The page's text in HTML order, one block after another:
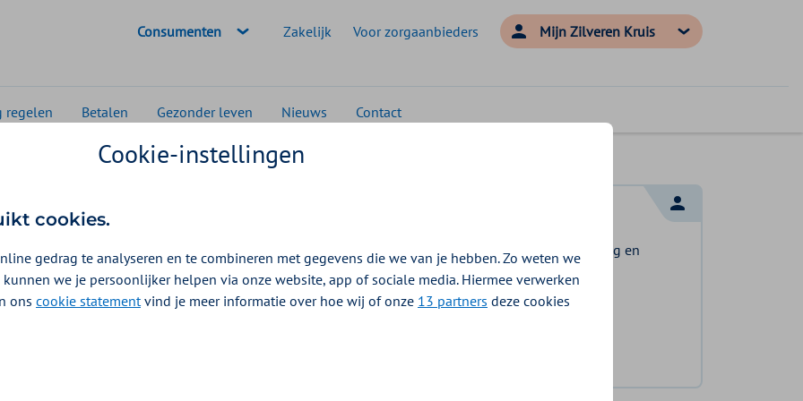
Geselecteerde doelgroep:
Consumenten Zakelijk Voor zorgaanbieders Mijn Zilveren Kruis
regelen Betalen Gezonder leven Nieuws Contact
ADL-hulpmiddelen
2026
hulpmiddelen.
Log in en bekijk welke vergoeding en
voorwaarden voor u gelden.
Cookie-instellingen
cookies.
gedrag te analyseren en te combineren met gegevens die we van je hebben. Zo weten we
we je persoonlijker helpen via onze website, app of sociale media. Hiermee verwerken
ons cookie statementvind je meer informatie over hoe wij of onze 13 partners deze cookies